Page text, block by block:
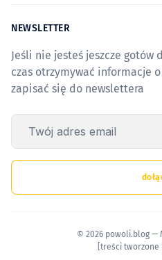
NEWSLETTER
Jeśli nie jesteś jeszcze gotów
czas otrzymywać informacje
zapisać się do newslettera
Twój adres email
© 2026 powoli.blog —